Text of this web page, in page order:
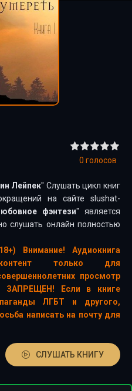
0 голосов
Лейпек" Слушать цикл книг
на сайте slushat-
фэнтези" является
слушать онлайн полностью
Внимание! Аудиокнига
только для
просмотр
ЗАПРЕЩЕН! Если в книге
ЛГБТ и другого,
написать на почту для
СЛУШАТЬ КНИГУ